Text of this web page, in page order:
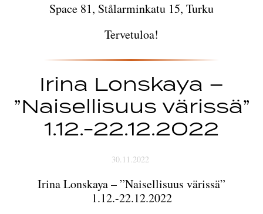
Space 81, Stålarminkatu 15, Turku
Tervetuloa!
Irina Lonskaya –
”Naisellisuus värissä”
1.12.-22.12.2022
30.11.2022
Irina Lonskaya – ”Naisellisuus värissä”
1.12.-22.12.2022